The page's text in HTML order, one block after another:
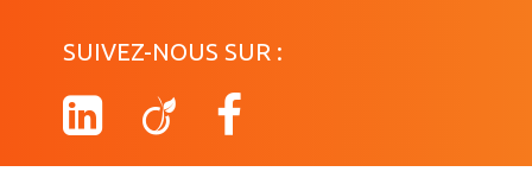
SUIVEZ-NOUS SUR :